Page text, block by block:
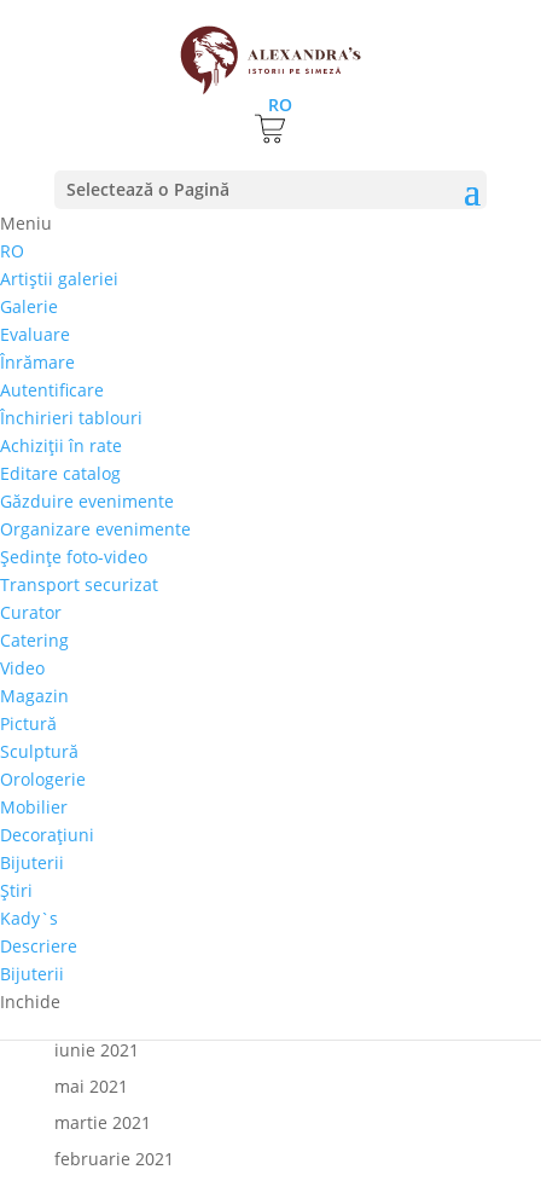
RO
Selectează o Pagină
Meniu
RO
Artiştii galeriei
Galerie
Evaluare
Înrămare
Autentificare
Închirieri tablouri
Achiziţii în rate
Editare catalog
Găzduire evenimente
Organizare evenimente
Şedinţe foto-video
Transport securizat
Curator
Catering
Video
Magazin
Pictură
Sculptură
Orologerie
Mobilier
Decoraţiuni
Bijuterii
Ştiri
Kady`s
Descriere
Bijuterii
Inchide
ROCAT 2017-2018, editia I
23 iunie 2017| stiri
in fata doi artisti: pictorul Stefan Pelmus si
designerul Florin Dobre. Arbitrul serii a fost Liliac,
brandul de vinuri plecat din Transilvania sa
Romania. Designerul Florin Dobre a devenit celebru
dupa ce...
Articole recente
Galeria Alexandra’s la Courtyard by Marriott
Bucharest Floreasca
Parteneriat nou: Galeria Alexandra’s & Imperia Club
Sakura, cel mai mare diamant roz, s-a vândut cu
aproape 30 de milioane de dolari
Paharul de Cultură, inițiativa culturală a cramei Villa
Vinea
Artă de Cinci Stele – Gabriela Cristea la Phoenicia
Grand Hotel
Arhive
octombrie 2021
iunie 2021
mai 2021
martie 2021
februarie 2021